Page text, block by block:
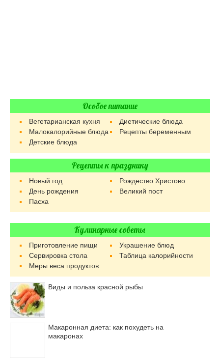
Особое питание
Вегетарианская кухня
Диетические блюда
Малокалорийные блюда
Рецепты беременным
Детские блюда
Рецепты к празднику
Новый год
Рождество Христово
День рождения
Великий пост
Пасха
Кулинарные советы
Приготовление пищи
Украшение блюд
Сервировка стола
Таблица калорийности
Меры веса продуктов
Виды и польза красной рыбы
Макаронная диета: как похудеть на
макаронах